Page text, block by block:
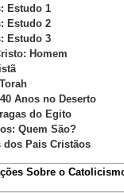
Estudo 1
Estudo 2
Estudo 3
Homem
Anos no Deserto
do Egito
Quem São?
dos Pais Cristãos
Sobre o